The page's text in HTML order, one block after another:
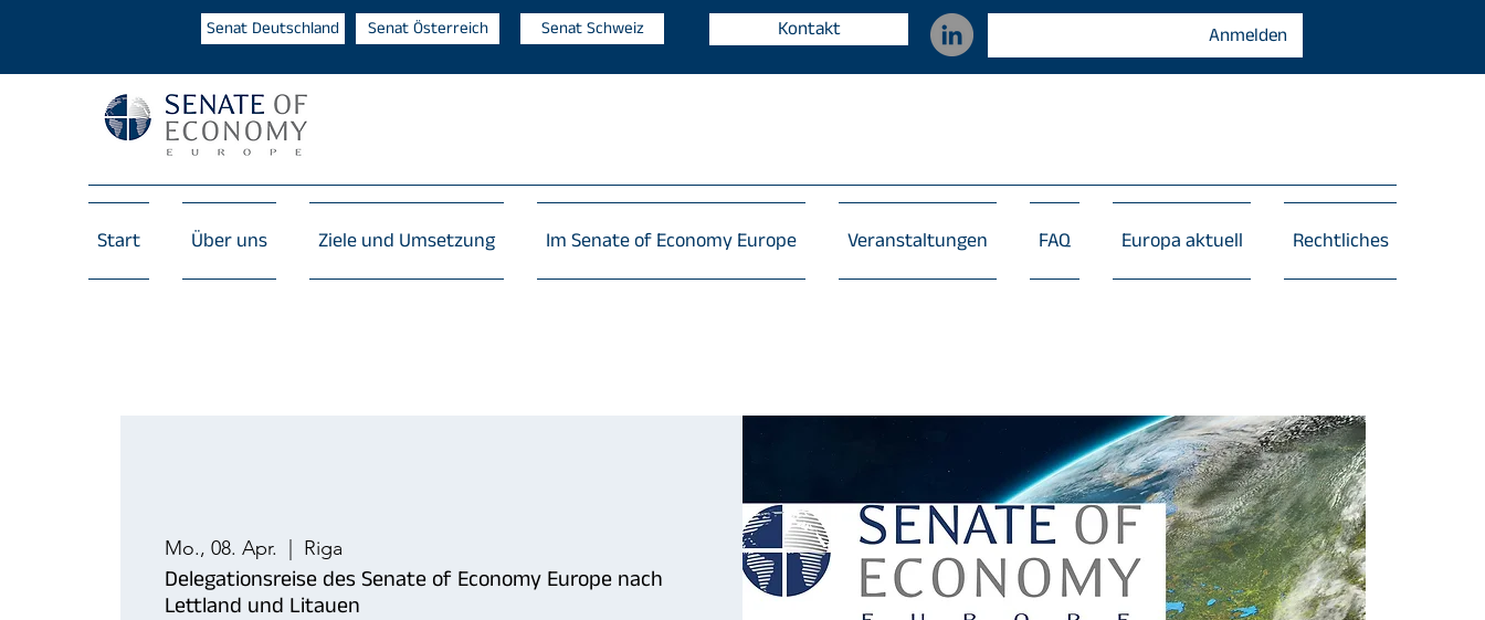
Senat Deutschland Senat Österreich Senat Schweiz Kontakt Anmelden
Start Über uns Ziele und Umsetzung Im Senate of Economy Europe Veranstaltungen FAQ Europa aktuell Rechtliches
Mo., 08. Apr. Riga
Delegationsreise des Senate of Economy Europe nach
Lettland und Litauen